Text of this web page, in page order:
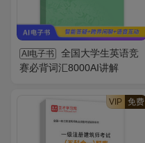
AI电子书
全国大学生英语竞
赛必背词汇8000AI讲解
VIP 免费